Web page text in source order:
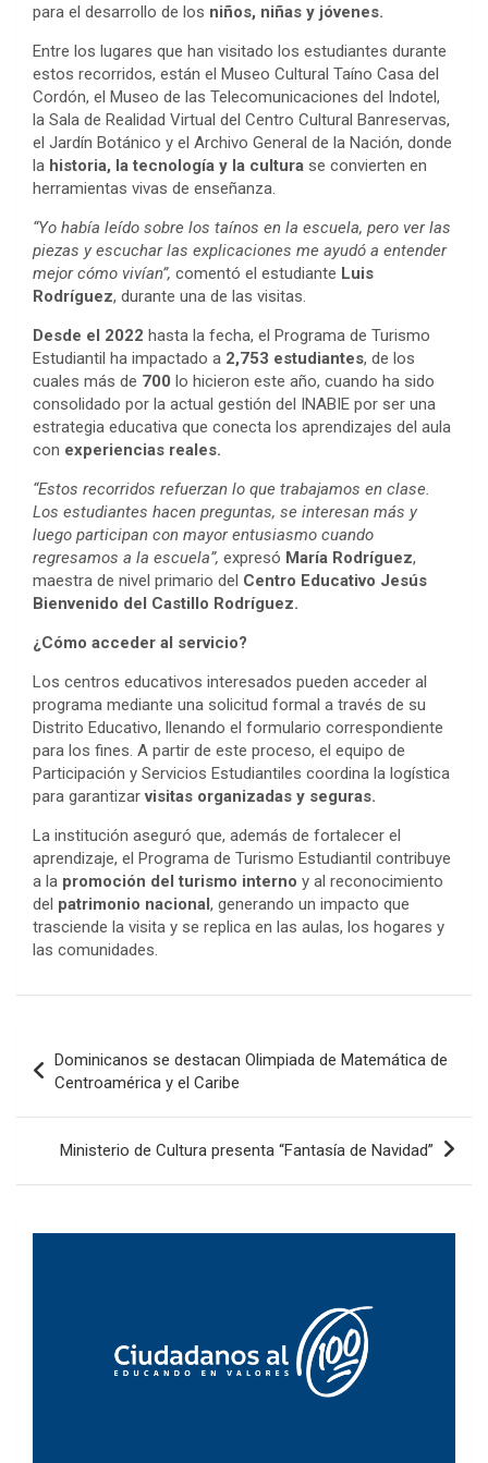
para el desarrollo de los niños, niñas y jóvenes.
Entre los lugares que han visitado los estudiantes durante
estos recorridos, están el Museo Cultural Taíno Casa del
Cordón, el Museo de las Telecomunicaciones del Indotel,
la Sala de Realidad Virtual del Centro Cultural Banreservas,
el Jardín Botánico y el Archivo General de la Nación, donde
la historia, la tecnología y la cultura se convierten en
herramientas vivas de enseñanza.
“Yo había leído sobre los taínos en la escuela, pero ver las
piezas y escuchar las explicaciones me ayudó a entender
mejor cómo vivían”, comentó el estudiante Luis
Rodríguez, durante una de las visitas.
Desde el 2022 hasta la fecha, el Programa de Turismo
Estudiantil ha impactado a 2,753 estudiantes, de los
cuales más de 700 lo hicieron este año, cuando ha sido
consolidado por la actual gestión del INABIE por ser una
estrategia educativa que conecta los aprendizajes del aula
con experiencias reales.
“Estos recorridos refuerzan lo que trabajamos en clase.
Los estudiantes hacen preguntas, se interesan más y
luego participan con mayor entusiasmo cuando
regresamos a la escuela”, expresó María Rodríguez,
maestra de nivel primario del Centro Educativo Jesús
Bienvenido del Castillo Rodríguez.
¿Cómo acceder al servicio?
Los centros educativos interesados pueden acceder al
programa mediante una solicitud formal a través de su
Distrito Educativo, llenando el formulario correspondiente
para los fines. A partir de este proceso, el equipo de
Participación y Servicios Estudiantiles coordina la logística
para garantizarvisitas organizadas y seguras.
La institución aseguró que, además de fortalecer el
aprendizaje, el Programa de Turismo Estudiantil contribuye
a la promoción del turismo interno y al reconocimiento
del patrimonio nacional, generando un impacto que
trasciende la visita y se replica en las aulas, los hogares y
las comunidades.
de
entradas
Dominicanos se destacan Olimpiada de Matemática de
Centroamérica y el Caribe
Ministerio de Cultura presenta “Fantasía de Navidad”